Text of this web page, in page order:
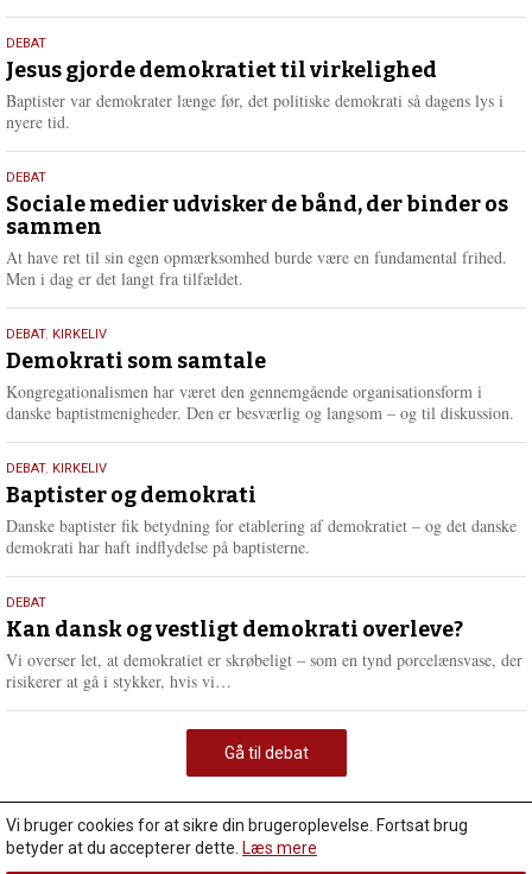
e
r
e
18.
maj
2026
DEBAT
Jesus gjorde demokratiet til virkelighed
Baptister var demokrater længe før, det politiske demokrati så dagens lys i
nyere tid.
18.
maj
2026
DEBAT
Sociale medier udvisker de bånd, der binder os
sammen
At have ret til sin egen opmærksomhed burde være en fundamental frihed.
Men i dag er det langt fra tilfældet.
18.
maj
2026
DEBAT, KIRKELIV
Demokrati som samtale
Kongregationalismen har været den gennemgående organisationsform i
danske baptistmenigheder. Den er besværlig og langsom – og til diskussion.
18.
maj
2026
DEBAT, KIRKELIV
Baptister og demokrati
Danske baptister fik betydning for etablering af demokratiet – og det danske
demokrati har haft indflydelse på baptisterne.
18.
maj
2026
DEBAT
Kan dansk og vestligt demokrati overleve?
Vi overser let, at demokratiet er skrøbeligt – som en tynd porcelænsvase, der
risikerer at gå i stykker, hvis vi…
m
e
e
Gå til debat
Vi bruger cookies for at sikre din brugeroplevelse. Fortsat brug
betyder at du accepterer dette. Læs mere